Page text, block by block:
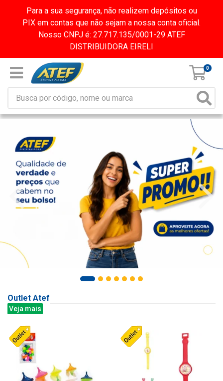
Para a sua segurança, não realizem depósitos ou
PIX em contas que não sejam a nossa conta oficial.
Nosso CNPJ é: 27.717.135/0001-29 ATEF
DISTRIBUIDORA EIRELI
0
Outlet Atef
Veja mais